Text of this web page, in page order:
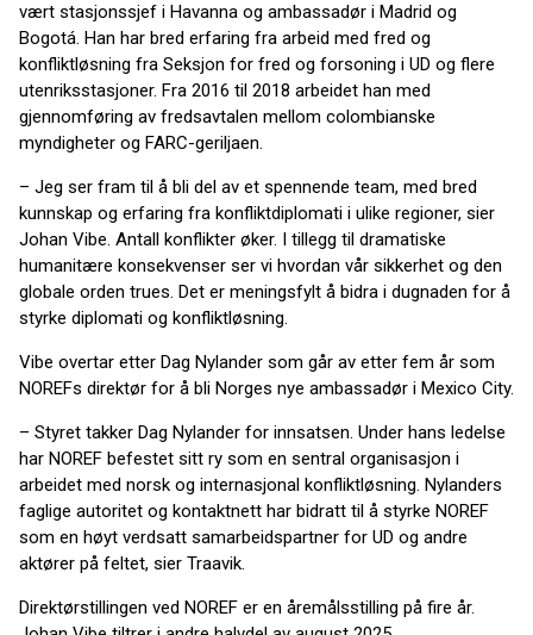
vært stasjonssjef i Havanna og ambassadør i Madrid og
Bogotá. Han har bred erfaring fra arbeid med fred og
konfliktløsning fra Seksjon for fred og forsoning i UD og flere
utenriksstasjoner. Fra 2016 til 2018 arbeidet han med
gjennomføring av fredsavtalen mellom colombianske
myndigheter og FARC-geriljaen.
– Jeg ser fram til å bli del av et spennende team, med bred
kunnskap og erfaring fra konfliktdiplomati i ulike regioner, sier
Johan Vibe. Antall konflikter øker. I tillegg til dramatiske
humanitære konsekvenser ser vi hvordan vår sikkerhet og den
globale orden trues. Det er meningsfylt å bidra i dugnaden for å
styrke diplomati og konfliktløsning.
Vibe overtar etter Dag Nylander som går av etter fem år som
NOREFs direktør for å bli Norges nye ambassadør i Mexico City.
– Styret takker Dag Nylander for innsatsen. Under hans ledelse
har NOREF befestet sitt ry som en sentral organisasjon i
arbeidet med norsk og internasjonal konfliktløsning. Nylanders
faglige autoritet og kontaktnett har bidratt til å styrke NOREF
som en høyt verdsatt samarbeidspartner for UD og andre
aktører på feltet, sier Traavik.
Direktørstillingen ved NOREF er en åremålsstilling på fire år.